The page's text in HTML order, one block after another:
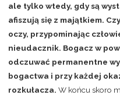
ale tylko wtedy, gdy są
afiszują się z majątkiem.
oczy, przypominając
nieudacznik. Bogacz w
odczuwać permanentne
bogactwa i przy każdej
rozkułacza. W końcu skoro